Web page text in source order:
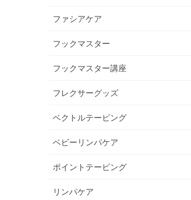
ファシアケア
フックマスター
フックマスター講座
フレクサーグッズ
ベクトルテーピング
ベビーリンパケア
ポイントテーピング
リンパケア